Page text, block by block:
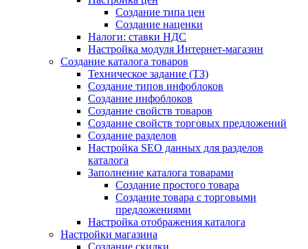
Создание типа цен
Создание наценки
Налоги: ставки НДС
Настройка модуля Интернет-магазин
Создание каталога товаров
Техническое задание (ТЗ)
Создание типов инфоблоков
Создание инфоблоков
Создание свойств товаров
Создание свойств торговых предложений
Создание разделов
Настройка SEO данных для разделов
каталога
Заполнение каталога товарами
Создание простого товара
Создание товара с торговыми
предложениями
Настройка отображения каталога
Настройки магазина
Создание скидки